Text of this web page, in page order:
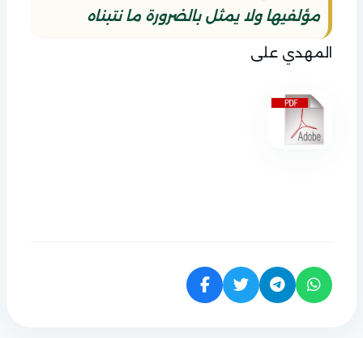
مؤلفيها ولا يمثل بالضرورة ما نتبناه
المهدي على